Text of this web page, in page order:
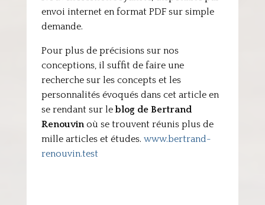
envoi internet en format PDF sur simple
demande.
Pour plus de précisions sur nos
conceptions, il suffit de faire une
recherche sur les concepts et les
personnalités évoqués dans cet article en
se rendant sur leblog de Bertrand
Renouvinoù se trouvent réunis plus de
mille articles et études. www.bertrand-
renouvin.test